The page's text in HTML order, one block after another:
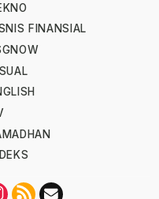
FINANSIAL